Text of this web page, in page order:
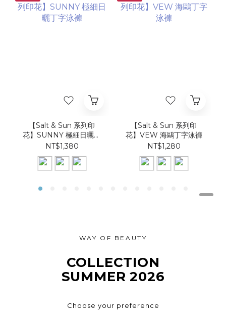
【Salt & Sun 系列印
花】SUNNY 極細日曬丁
字泳褲
NT$1,380
【Salt & Sun 系列印
花】VEW 海鷗丁字泳褲
NT$1,280
WAY OF BEAUTY
COLLECTION
SUMMER 2026
Choose your preference